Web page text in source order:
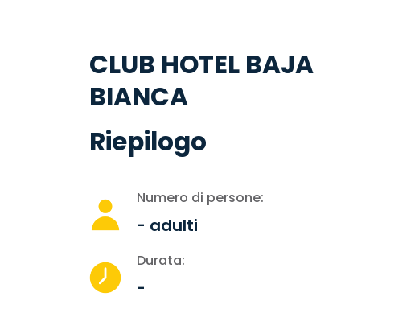
CLUB HOTEL BAJA
BIANCA
Riepilogo
Numero di persone:
- adulti
Durata:
-